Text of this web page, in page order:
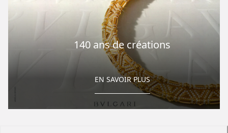
140 ans de créations
EN SAVOIR PLUS